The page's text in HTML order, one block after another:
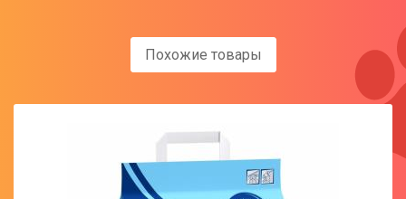
Похожие товары